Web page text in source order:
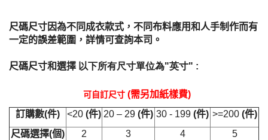
尺碼尺寸因為不同成衣款式，不同布料應用和人手制作而有
一定的誤差範圍，詳情可查詢本司。
尺碼尺寸和選擇 以下所有尺寸單位為"英寸" :
可自訂尺寸 (需另加紙樣費)
訂購數(件) <20 (件) 20 – 29 (件) 30 - 199 (件) >=200 (件)
尺碼選擇(個) 2 3 4 5